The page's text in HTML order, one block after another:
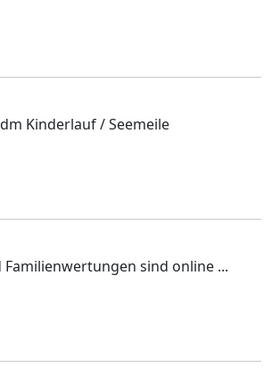
Kinderlauf / Seemeile
Familienwertungen sind online ...